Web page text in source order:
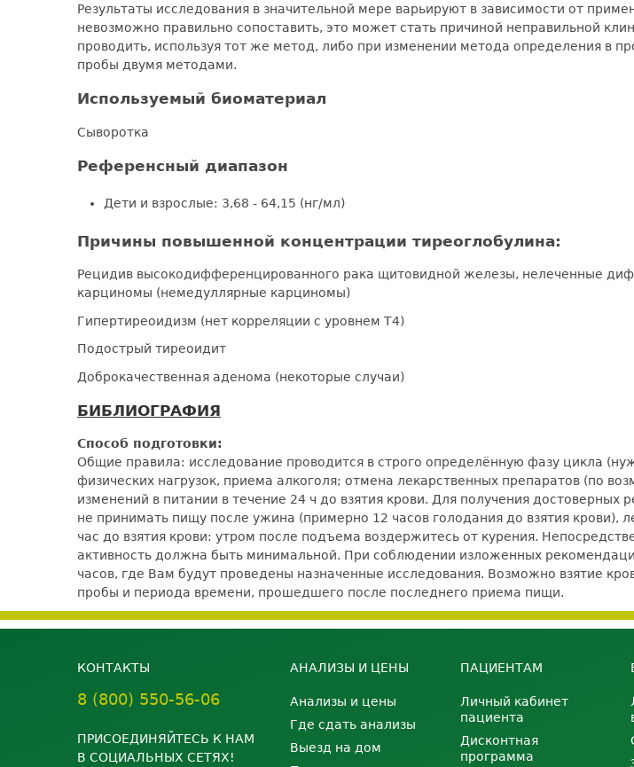
Результаты исследования в значительной мере варьируют в зависимости от
невозможно правильно сопоставить, это может стать причиной неправильной
проводить, используя тот же метод, либо при изменении метода определения в
пробы двумя методами.
Используемый биоматериал
Сыворотка
Референсный диапазон
Дети и взрослые: 3,68 - 64,15 (нг/мл)
Причины повышенной концентрации тиреоглобулина:
Рецидив высокодифференцированного рака щитовидной железы, нелеченные
карциномы (немедуллярные карциномы)
Гипертиреоидизм (нет корреляции с уровнем Т4)
Подострый тиреоидит
Доброкачественная аденома (некоторые случаи)
БИБЛИОГРАФИЯ
Способ подготовки:
Общие правила: исследование проводится в строго определённую фазу цикла
физических нагрузок, приема алкоголя; отмена лекарственных препаратов (по
изменений в питании в течение 24 ч до взятия крови. Для получения
не принимать пищу после ужина (примерно 12 часов голодания до взятия крови),
час до взятия крови: утром после подъема воздержитесь от курения.
активность должна быть минимальной. При соблюдении изложенных
часов, где Вам будут проведены назначенные исследования. Возможно взятие
пробы и периода времени, прошедшего после последнего приема пищи.
КОНТАКТЫ
8 (800) 550-56-06
ПРИСОЕДИНЯЙТЕСЬ К НАМ
В СОЦИАЛЬНЫХ СЕТЯХ!
АНАЛИЗЫ И ЦЕНЫ
Анализы и цены
Где сдать анализы
Выезд на дом
ПАЦИЕНТАМ
Личный кабинет
пациента
Дисконтная
программа